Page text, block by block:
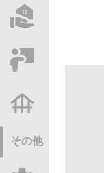
その他